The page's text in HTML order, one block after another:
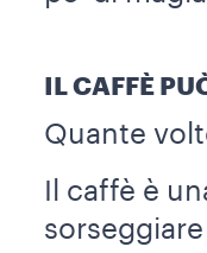
IL CAFFÈ
Quante
Il caffè è